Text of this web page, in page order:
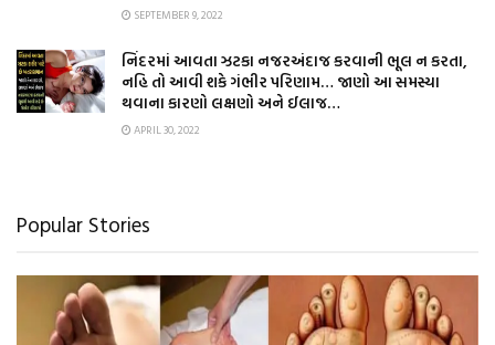
SEPTEMBER 9, 2022
નિંદરમાં આવતા ઝટકા નજરઅંદાજ કરવાની ભૂલ ન કરતા,
નહિ તો આવી શકે ગંભીર પરિણામ… જાણો આ સમસ્યા
થવાના કારણો લક્ષણો અને ઈલાજ…
APRIL 30, 2022
Popular Stories